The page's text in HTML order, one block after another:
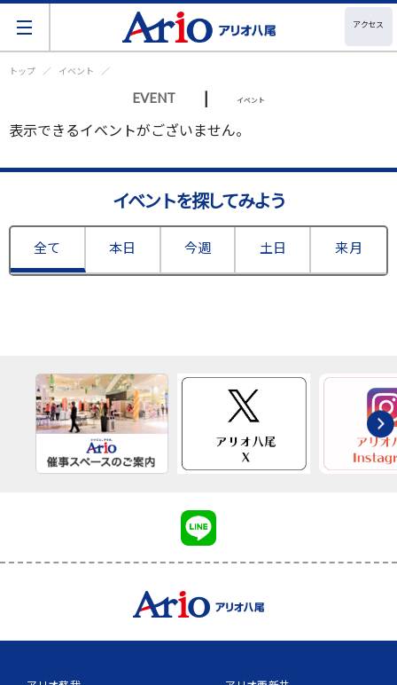
アクセス
トップ イベント
EVENT | イベント
表示できるイベントがございません。
イベントを探してみよう
全て 本日 今週 土日 来月